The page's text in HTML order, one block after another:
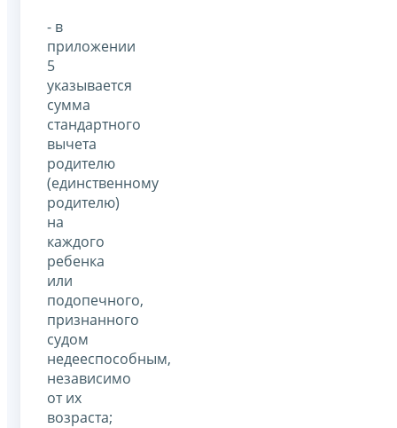
- в
приложении
5
указывается
сумма
стандартного
вычета
родителю
(единственному
родителю)
на
каждого
ребенка
или
подопечного,
признанного
судом
недееспособным,
независимо
от их
возраста;